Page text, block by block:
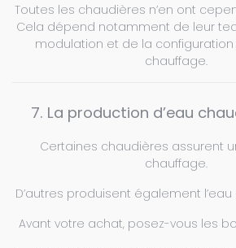
Toutes les chaudières n’en ont
Cela dépend notamment de leur
modulation et de la
chauffage.
7. La production d’eau
Certaines chaudières assurent
chauffage.
D’autres produisent également
Avant votre achat, posez-vous les